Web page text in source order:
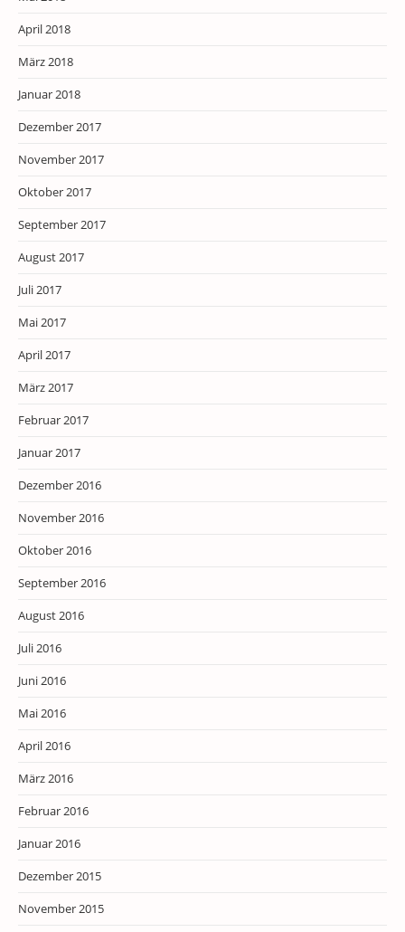
April 2018
März 2018
Januar 2018
Dezember 2017
November 2017
Oktober 2017
September 2017
August 2017
Juli 2017
Mai 2017
April 2017
März 2017
Februar 2017
Januar 2017
Dezember 2016
November 2016
Oktober 2016
September 2016
August 2016
Juli 2016
Juni 2016
Mai 2016
April 2016
März 2016
Februar 2016
Januar 2016
Dezember 2015
November 2015